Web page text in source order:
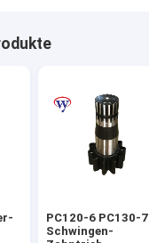
PC120-6 PC130-7
Schwingen-